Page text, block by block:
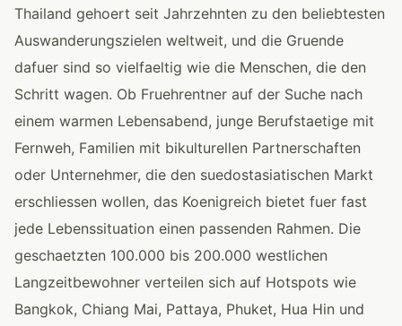
Thailand gehoert seit Jahrzehnten zu den beliebtesten
Auswanderungszielen weltweit, und die Gruende
dafuer sind so vielfaeltig wie die Menschen, die den
Schritt wagen. Ob Fruehrentner auf der Suche nach
einem warmen Lebensabend, junge Berufstaetige mit
Fernweh, Familien mit bikulturellen Partnerschaften
oder Unternehmer, die den suedostasiatischen Markt
erschliessen wollen, das Koenigreich bietet fuer fast
jede Lebenssituation einen passenden Rahmen. Die
geschaetzten 100.000 bis 200.000 westlichen
Langzeitbewohner verteilen sich auf Hotspots wie
Bangkok, Chiang Mai, Pattaya, Phuket, Hua Hin und